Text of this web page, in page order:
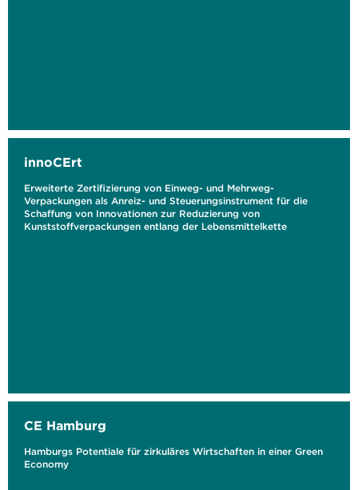
innoCErt
Erweiterte Zertifizierung von Einweg- und Mehrweg-
Verpackungen als Anreiz- und Steuerungsinstrument für die
Schaffung von Innovationen zur Reduzierung von
Kunststoffverpackungen entlang der Lebensmittelkette
CE Hamburg
Hamburgs Potentiale für zirkuläres Wirtschaften in einer Green
Economy